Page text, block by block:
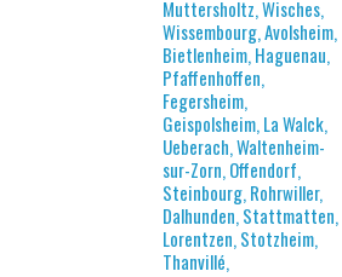
Muttersholtz, Wisches,
Wissembourg, Avolsheim,
Bietlenheim, Haguenau,
Pfaffenhoffen,
Fegersheim,
Geispolsheim, La Walck,
Ueberach, Waltenheim-
sur-Zorn, Offendorf,
Steinbourg, Rohrwiller,
Dalhunden, Stattmatten,
Lorentzen, Stotzheim,
Thanvillé,